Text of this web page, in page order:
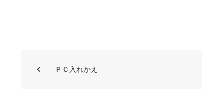
ＰＣ入れかえ